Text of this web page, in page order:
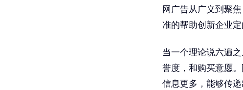
网广告从广义到聚
准的帮助创新企业定
当一个理论说六遍
誉度，和购买意愿
信息更多，能够传